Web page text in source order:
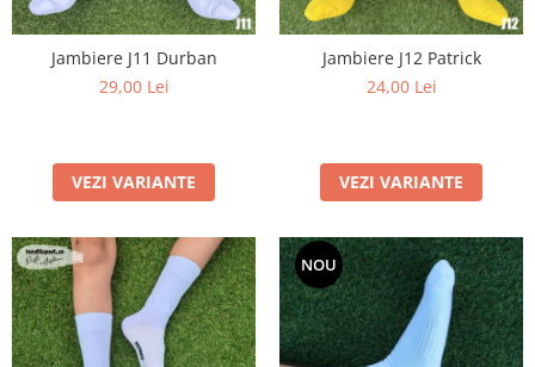
Jambiere J11 Durban
29,00 Lei
VEZI VARIANTE
Jambiere J12 Patrick
24,00 Lei
VEZI VARIANTE
NOU